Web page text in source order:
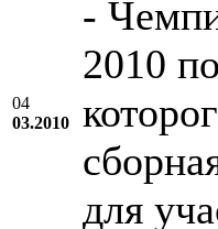
04
03.2010
-
2010
для